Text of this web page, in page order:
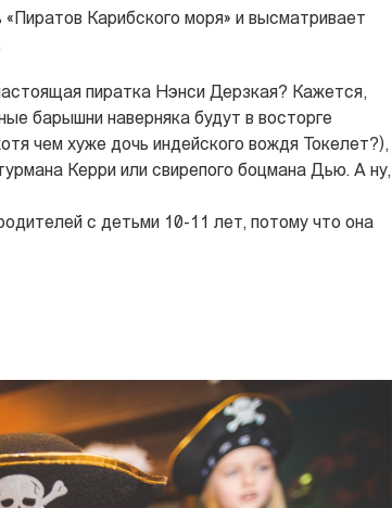
Карибского моря» и высматривает
пиратка Нэнси Дерзкая? Кажется,
барышни наверняка будут в восторге
чем хуже дочь индейского вождя Токелет?),
Керри или свирепого боцмана Дью. А ну,
с детьми 10-11 лет, потому что она